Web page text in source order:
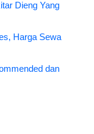
Dieng Yang
Harga Sewa
dan